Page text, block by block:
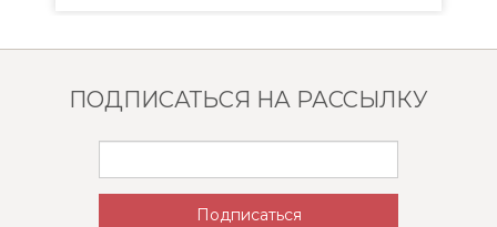
ПОДПИСАТЬСЯ НА РАССЫЛКУ